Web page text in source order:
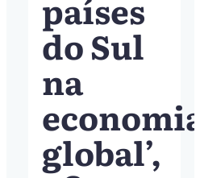
do Sul
na
economia
global’,